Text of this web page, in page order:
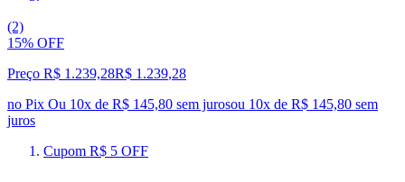
(2)
15% OFF
Preço R$ 1.239,28R$ 1.239,28
no Pix Ou 10x de R$ 145,80 sem jurosou 10x de R$ 145,80 sem
juros
Cupom R$ 5 OFF